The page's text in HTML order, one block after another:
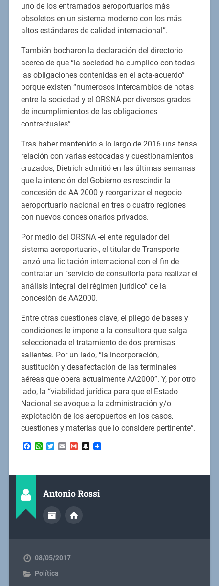
uno de los entramados aeroportuarios más
obsoletos en un sistema moderno con los más
altos estándares de calidad internacional”.
También bocharon la declaración del directorio
acerca de que “la sociedad ha cumplido con todas
las obligaciones contenidas en el acta-acuerdo”
porque existen “numerosos intercambios de notas
entre la sociedad y el ORSNA por diversos grados
de incumplimientos de las obligaciones
contractuales”.
Tras haber mantenido a lo largo de 2016 una tensa
relación con varias estocadas y cuestionamientos
cruzados, Dietrich admitió en las últimas semanas
que la intención del Gobierno es rescindir la
concesión de AA 2000 y reorganizar el negocio
aeroportuario nacional en tres o cuatro regiones
con nuevos concesionarios privados.
Por medio del ORSNA -el ente regulador del
sistema aeroportuario-, el titular de Transporte
lanzó una licitación internacional con el fin de
contratar un “servicio de consultoría para realizar el
análisis integral del régimen jurídico” de la
concesión de AA2000.
Entre otras cuestiones clave, el pliego de bases y
condiciones le impone a la consultora que salga
seleccionada el tratamiento de dos premisas
salientes. Por un lado, “la incorporación,
sustitución y desafectación de las terminales
aéreas que opera actualmente AA2000”. Y, por otro
lado, la “viabilidad jurídica para que el Estado
Nacional se avoque a la administración y/o
explotación de los aeropuertos en los casos,
cuestiones y materias que lo considere pertinente”.
Facebook
WhatsApp
Twitter
EmailGmailSnapchat
Antonio Rossi
08/05/2017
Política